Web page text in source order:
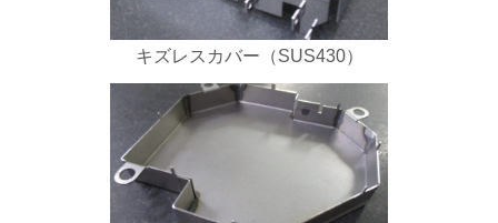
キズレスカバー（SUS430）